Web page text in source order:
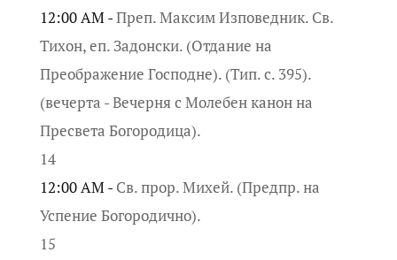
12:00 AM -Преп. Максим Изповедник. Св.
Тихон, еп. Задонски. (Отдание на
Преображение Господне). (Тип. с. 395).
(вечерта - Вечерня с Молебен канон на
Пресвета Богородица).
14
12:00 AM - Св. прор. Михей. (Предпр. на
Успение Богородично).
15